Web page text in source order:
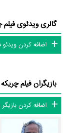
این زمینه موفق باشند
از دیگر بازیگران فیلم
کوروش نریمانی،داوود
داستان فیلم چریکه بهرام
از محتوا و داستان فیلم
فرشید قلی پور
گالری ویدئوی فیلم
اضافه کردن ویدئو
بازیگران فیلم
اضافه کردن